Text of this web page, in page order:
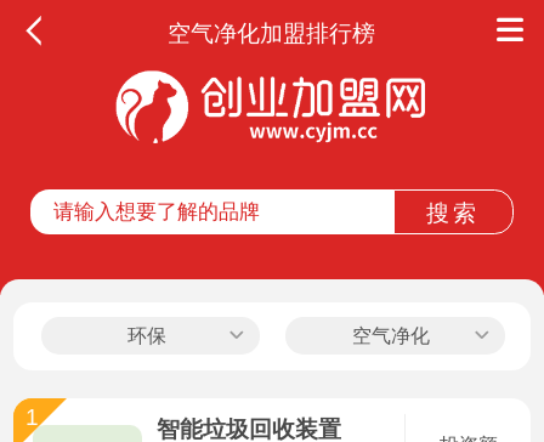
空气净化加盟排行榜
环保 空气净化
智能垃圾回收装置
1
全部
酒店